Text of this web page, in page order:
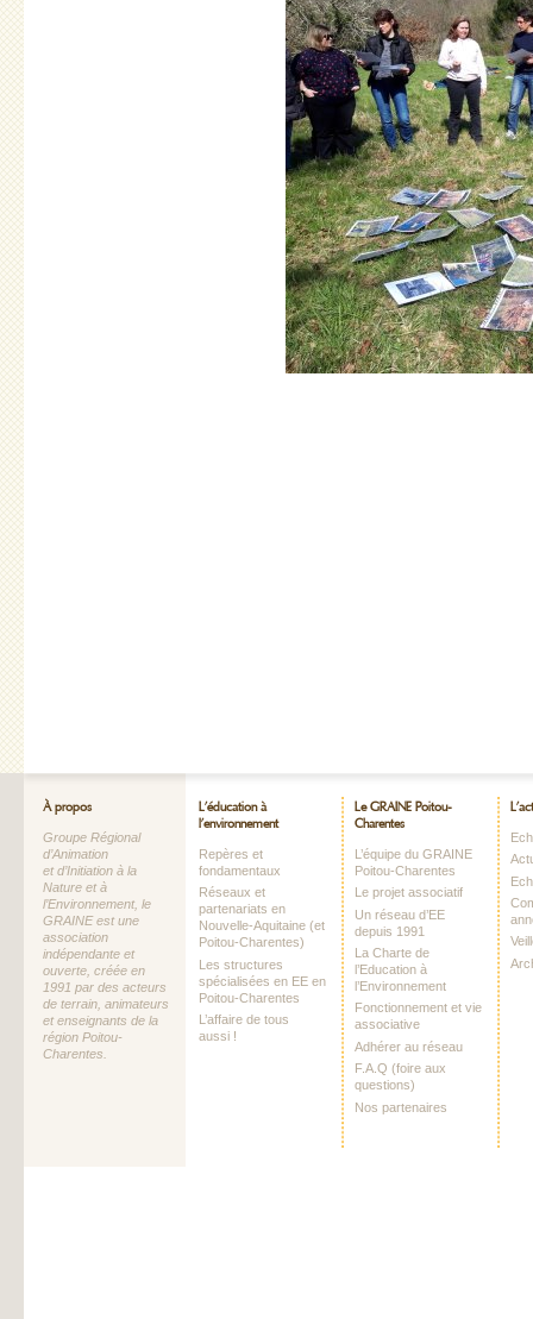
À propos
Groupe Régional
d’Animation
et d’Initiation à la
Nature et à
l’Environnement, le
GRAINE est une
association
indépendante et
ouverte, créée en
1991 par des acteurs
de terrain, animateurs
et enseignants de la
région Poitou-
Charentes.
L’éducation à
l’environnement
Repères et
fondamentaux
Réseaux et
partenariats en
Nouvelle-Aquitaine (et
Poitou-Charentes)
Les structures
spécialisées en EE en
Poitou-Charentes
L’affaire de tous
aussi !
Le GRAINE Poitou-
Charentes
L’équipe du GRAINE
Poitou-Charentes
Le projet associatif
Un réseau d’EE
depuis 1991
La Charte de
l’Education à
l’Environnement
Fonctionnement et vie
associative
Adhérer au réseau
F.A.Q (foire aux
questions)
Nos partenaires